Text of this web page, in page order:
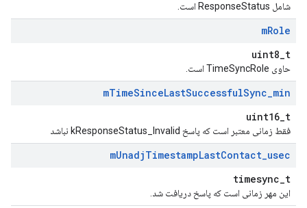
شامل ResponseStatus است.
mRole
uint8_t
حاوی TimeSyncRole است.
mTimeSinceLastSuccessfulSync_min
uint16_t
فقط زمانی معتبر است که پاسخ kResponseStatus_Invalid نباشد
mUnadjTimestampLastContact_usec
timesync_t
این مهر زمانی است که پاسخ دریافت شد.